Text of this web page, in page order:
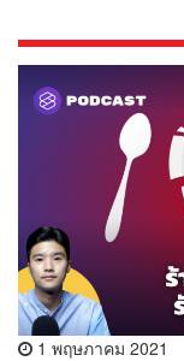
1 พฤษภาคม 2021